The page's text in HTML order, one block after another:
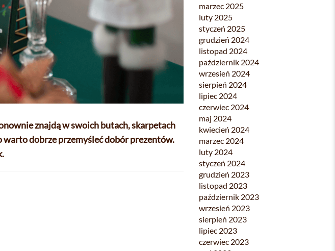
znajdą w swoich butach, skarpetach
dobrze przemyśleć dobór prezentów.
marzec 2025
luty 2025
styczeń 2025
grudzień 2024
listopad 2024
październik 2024
wrzesień 2024
sierpień 2024
lipiec 2024
czerwiec 2024
maj 2024
kwiecień 2024
marzec 2024
luty 2024
styczeń 2024
grudzień 2023
listopad 2023
październik 2023
wrzesień 2023
sierpień 2023
lipiec 2023
czerwiec 2023